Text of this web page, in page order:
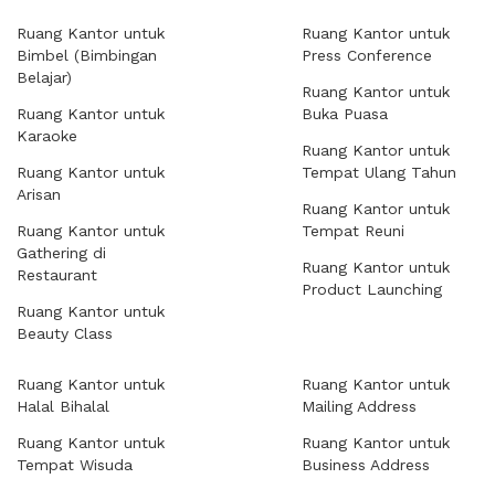
Ruang Kantor untuk
Bimbel (Bimbingan
Belajar)
Ruang Kantor untuk
Karaoke
Ruang Kantor untuk
Arisan
Ruang Kantor untuk
Gathering di
Restaurant
Ruang Kantor untuk
Beauty Class
Ruang Kantor untuk
Press Conference
Ruang Kantor untuk
Buka Puasa
Ruang Kantor untuk
Tempat Ulang Tahun
Ruang Kantor untuk
Tempat Reuni
Ruang Kantor untuk
Product Launching
Ruang Kantor untuk
Halal Bihalal
Ruang Kantor untuk
Tempat Wisuda
Ruang Kantor untuk
Mailing Address
Ruang Kantor untuk
Business Address